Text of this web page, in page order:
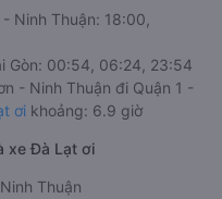
Ninh Thuận: 18:00,
Gòn: 00:54, 06:24, 23:54
- Ninh Thuận đi Quận 1 -
ơi khoảng: 6.9 giờ
xe Đà Lạt ơi
Thuận